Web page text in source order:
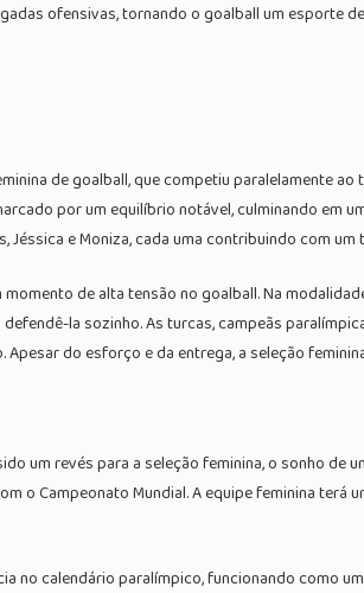
ofensivas, tornando o goalball um esporte
de goalball, que competiu paralelamente
por um equilíbrio notável, culminando em
e Moniza, cada uma contribuindo com um
de alta tensão no goalball. Na
la sozinho. As turcas, campeãs
do esforço e da entrega, a seleção
um revés para a seleção feminina, o sonho de
o Campeonato Mundial. A equipe feminina
no calendário paralímpico, funcionando como